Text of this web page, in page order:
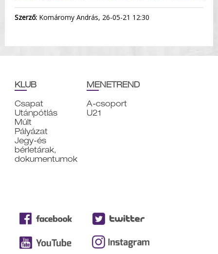
Szerző: Komáromy András, 26-05-21 12:30
KLUB
Csapat
Utánpótlás
Múlt
Pályázat
Jegy-és
bérletárak,
dokumentumok
MENETREND
A-csoport
U21